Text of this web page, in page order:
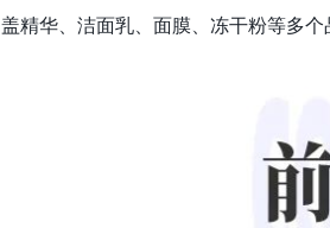
盖精华、洁面乳、面膜、冻干粉等多个